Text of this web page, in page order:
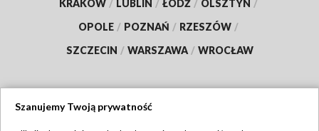
KRAKÓW / LUBLIN / ŁÓDŹ / OLSZTYN /
OPOLE / POZNAŃ / RZESZÓW /
SZCZECIN / WARSZAWA / WROCŁAW
Szanujemy Twoją prywatność